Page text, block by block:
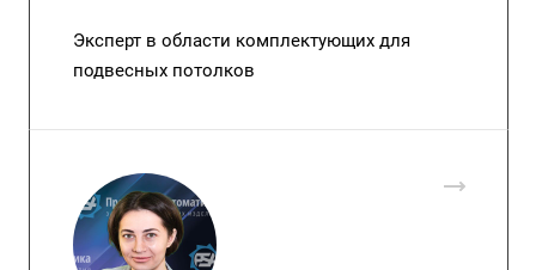
Эксперт в области комплектующих для
подвесных потолков